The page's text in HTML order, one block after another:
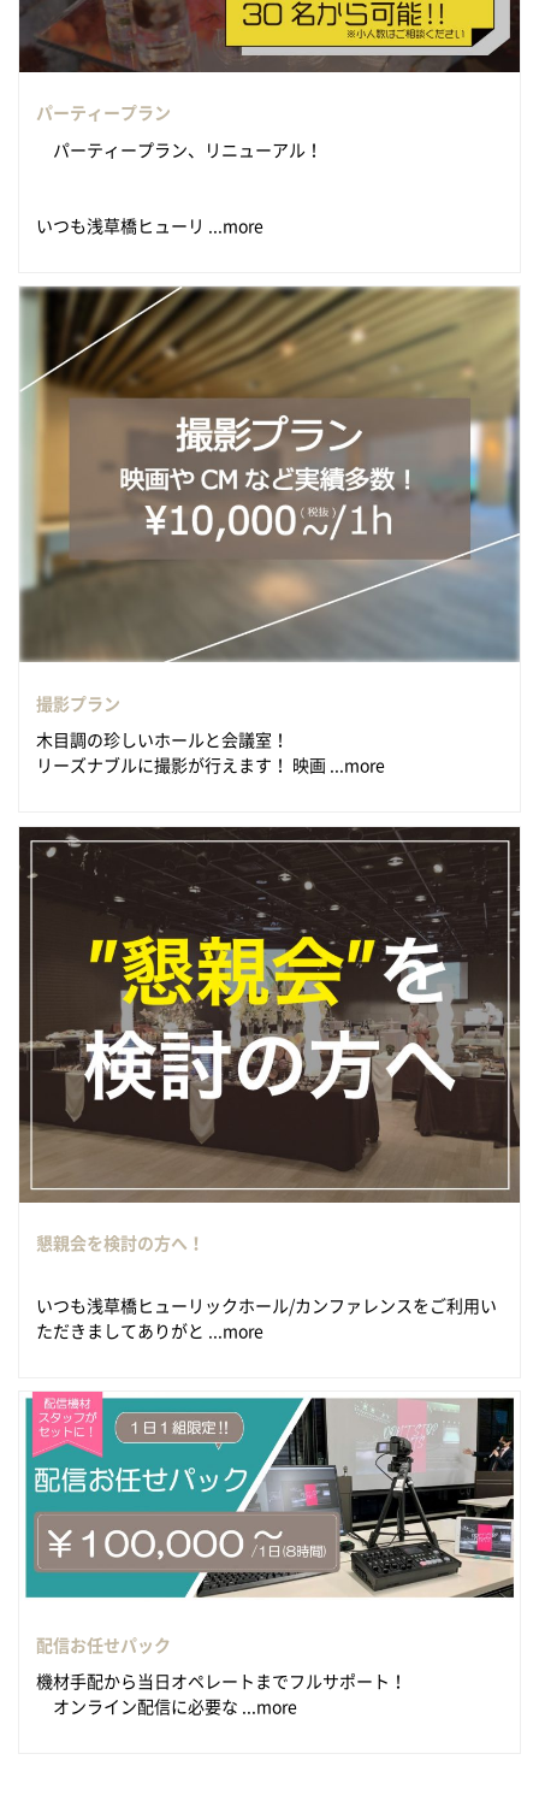
パーティープラン
パーティープラン、リニューアル！
いつも浅草橋ヒューリ ...more
撮影プラン
木目調の珍しいホールと会議室！
リーズナブルに撮影が行えます！ 映画 ...more
懇親会を検討の方へ！
いつも浅草橋ヒューリックホール/カンファレンスをご利用い
ただきましてありがと ...more
配信お任せパック
機材手配から当日オペレートまでフルサポート！
オンライン配信に必要な ...more